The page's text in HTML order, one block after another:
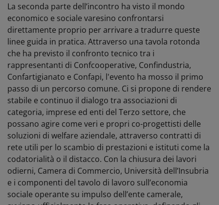
La seconda parte dell’incontro ha visto il mondo
economico e sociale varesino confrontarsi
direttamente proprio per arrivare a tradurre queste
linee guida in pratica. Attraverso una tavola rotonda
che ha previsto il confronto tecnico tra i
rappresentanti di Confcooperative, Confindustria,
Confartigianato e Confapi, l'evento ha mosso il primo
passo di un percorso comune. Ci si propone di rendere
stabile e continuo il dialogo tra associazioni di
categoria, imprese ed enti del Terzo settore, che
possano agire come veri e propri co-progettisti delle
soluzioni di welfare aziendale, attraverso contratti di
rete utili per lo scambio di prestazioni e istituti come la
codatorialità o il distacco. Con la chiusura dei lavori
odierni, Camera di Commercio, Università dell’Insubria
e i componenti del tavolo di lavoro sull’economia
sociale operante su impulso dell’ente camerale,